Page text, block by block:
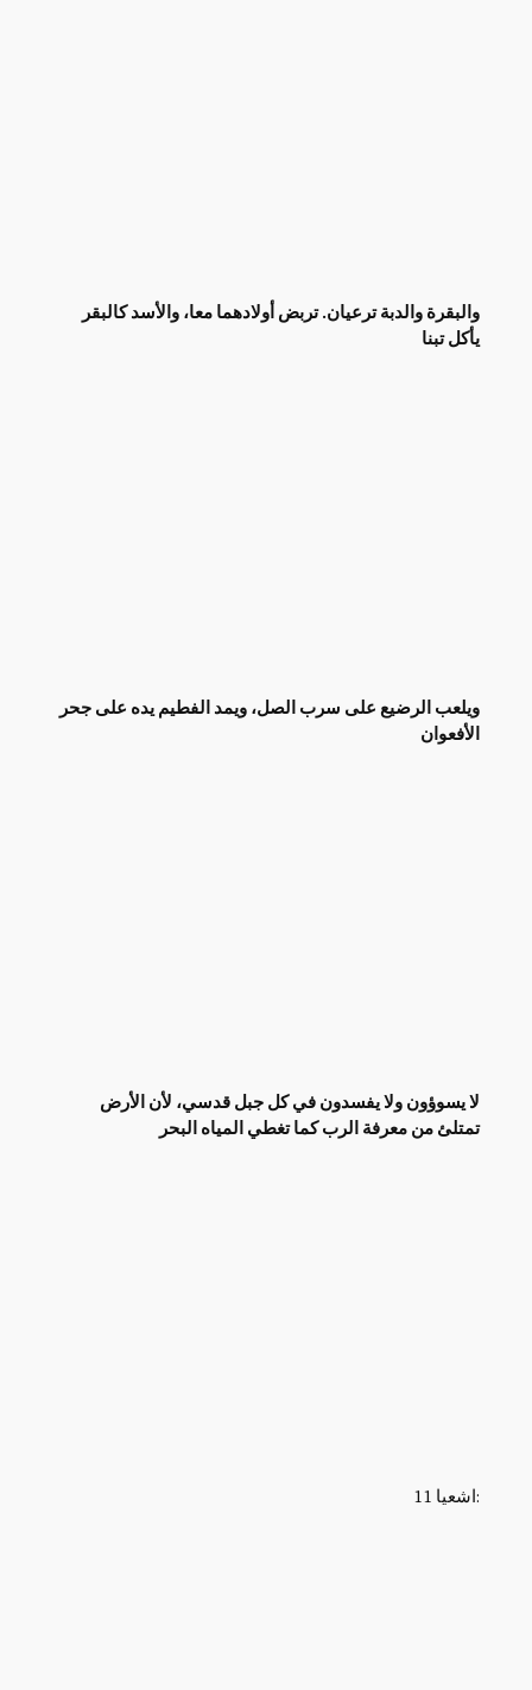
والبقرة والدبة ترعيان. تربض أولادهما معا، والأسد كالبقر
يأكل تبنا
ويلعب الرضيع على سرب الصل، ويمد الفطيم يده على جحر
الأفعوان
لا يسوؤون ولا يفسدون في كل جبل قدسي، لأن الأرض
تمتلئ من معرفة الرب كما تغطي المياه البحر
اشعيا 11: